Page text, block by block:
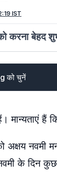
IST
करना बेहद
को चुनें
हैं
अक्षय नवमी
के दिन